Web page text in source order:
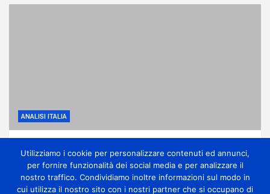
ANALISI ITALIA
temporali pomeridiani
2 giorni ago miometeo
Utilizziamo i cookie per personalizzare contenuti ed annunci,
per fornire funzionalità dei social media e per analizzare il
nostro traffico. Condividiamo inoltre informazioni sul modo in
cui utilizza il nostro sito con i nostri partner che si occupano di